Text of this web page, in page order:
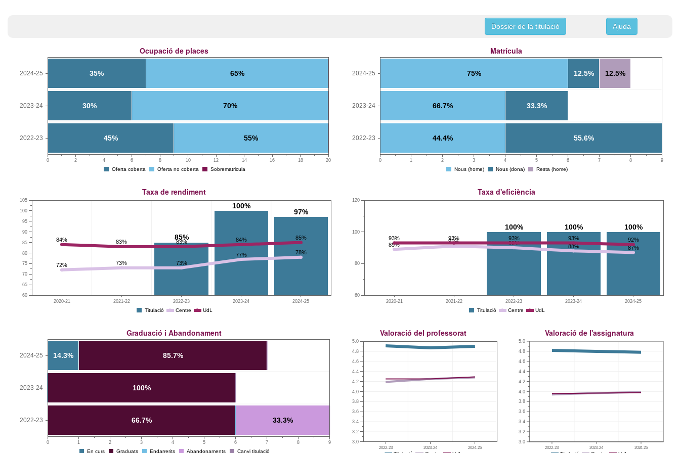
Dossier de la titulació Ajuda
Ocupació de places Matrícula
Oferta coberta Oferta no coberta Sobrematricula
45%
30%
35%
55%
70%
65%
2022-23
2023-24
2024-25
0 2 4 6 8 10 12 14 16 18 20
Nous (home) Nous (dona) Resta (home)
44.4%
66.7%
75%
55.6%
33.3%
12.5% 12.5%
2022-23
2023-24
2024-25
0 1 2 3 4 5 6 7 8 9
Taxa de rendiment Taxa d'eficiència
Titulació Centre UdL
85%
100%
97%
2020-21 2021-22 2022-23 2023-24 2024-25
60
65
70
75
80
85
90
95
100
105
72% 73% 73%
77% 78%
84% 83% 83% 84% 85%
Titulació Centre UdL
0%
100% 100% 100%
2020-21 2021-22 2022-23 2023-24 2024-25
60
80
100
120
89%
91% 90%
88% 87%
93% 93% 93% 93% 92%
Graduació i Abandonament Valoració del professorat Valoració de l'assignatura
En curs Graduats Endarrerits Abandonaments Canvi titulació
14.3%
66.7%
100%
85.7%
33.3%
2022-23
2023-24
2024-25
0 1 2 3 4 5 6 7 8 9
2022-23 2023-24 2024-25
3.0
3.2
3.4
3.6
3.8
4.0
4.2
4.4
4.6
4.8
5.0
2022-23 2023-24 2024-25
3.0
3.2
3.4
3.6
3.8
4.0
4.2
4.4
4.6
4.8
5.0